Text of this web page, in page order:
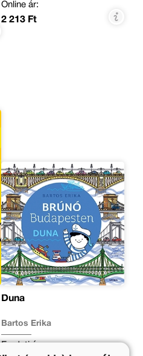
Online ár:
2 213 Ft
Duna
Bartos Erika
Eredeti ár: